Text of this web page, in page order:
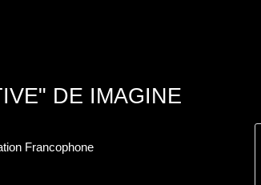
DE IMAGINE
Francophone